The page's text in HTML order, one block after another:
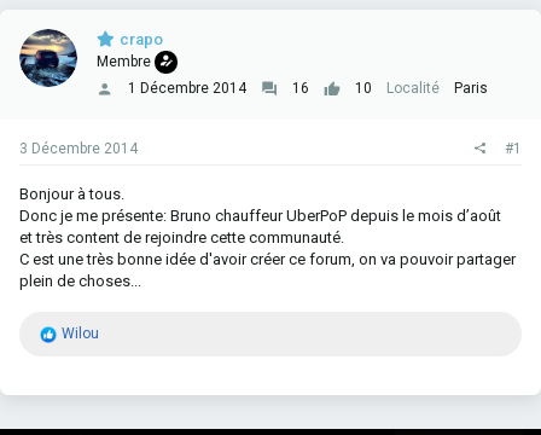
s
c
u
s
o
crapo
Membre
1 Décembre 2014
16 10 Localité Paris
3 Décembre 2014 #1
Bonjour à tous.
Donc je me présente: Bruno chauffeur UberPoP depuis le mois d’août
et très content de rejoindre cette communauté.
C est une très bonne idée d'avoir créer ce forum, on va pouvoir partager
plein de choses...
R
i
Wilou